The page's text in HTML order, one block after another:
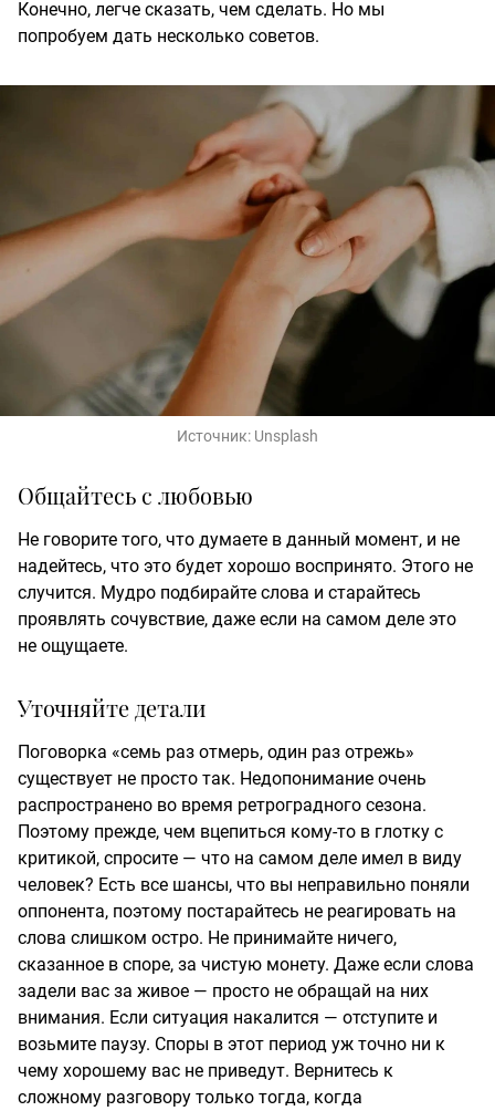
Конечно, легче сказать, чем сделать. Но мы
попробуем дать несколько советов.
Источник: Unsplash
Общайтесь с любовью
Не говорите того, что думаете в данный момент, и не
надейтесь, что это будет хорошо воспринято. Этого не
случится. Мудро подбирайте слова и старайтесь
проявлять сочувствие, даже если на самом деле это
не ощущаете.
Уточняйте детали
Поговорка «семь раз отмерь, один раз отрежь»
существует не просто так. Недопонимание очень
распространено во время ретроградного сезона.
Поэтому прежде, чем вцепиться кому-то в глотку с
критикой, спросите — что на самом деле имел в виду
человек? Есть все шансы, что вы неправильно поняли
оппонента, поэтому постарайтесь не реагировать на
слова слишком остро. Не принимайте ничего,
сказанное в споре, за чистую монету. Даже если слова
задели вас за живое — просто не обращай на них
внимания. Если ситуация накалится — отступите и
возьмите паузу. Споры в этот период уж точно ни к
чему хорошему вас не приведут. Вернитесь к
сложному разговору только тогда, когда